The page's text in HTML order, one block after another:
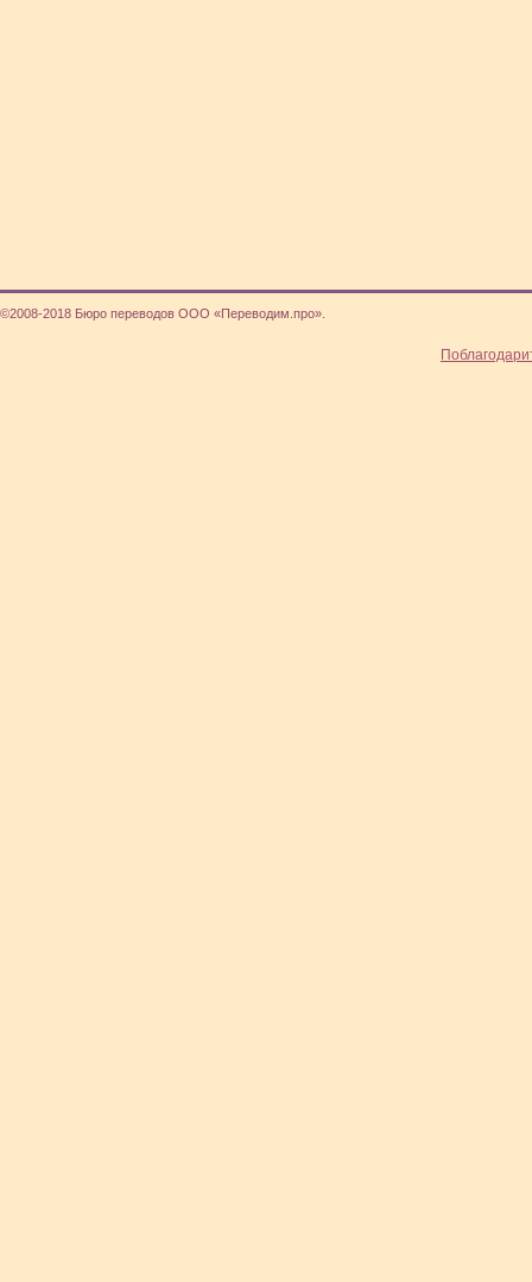
©2008-2018 Бюро переводов ООО «Переводим.про».